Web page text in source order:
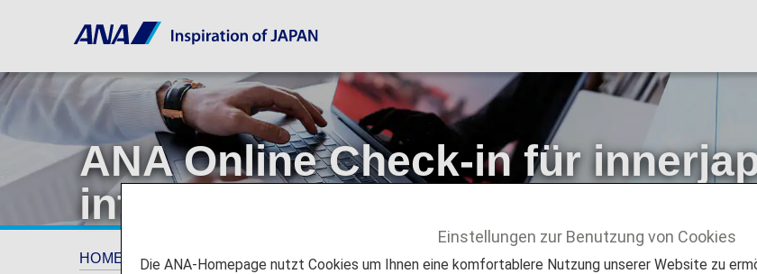
ANA Online Check-in für
internationale Flüge
HOME Anleitung ANA Online Check-in für innerjapanische und internationale Flüge
Einstellungen zur Benutzung von Cookies
Die ANA-Homepage nutzt Cookies um Ihnen eine komfortablere Nutzung unserer Website zu